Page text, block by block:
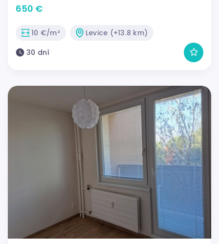
650 €
10 €/m²
Levice (+13.8 km)
30 dní